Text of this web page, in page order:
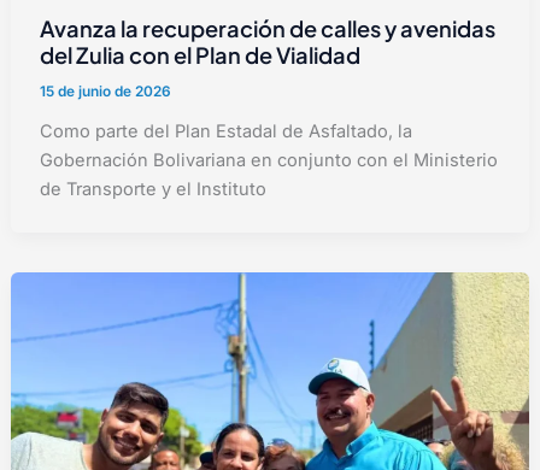
Avanza la recuperación de calles y avenidas
del Zulia con el Plan de Vialidad
15 de junio de 2026
Como parte del Plan Estadal de Asfaltado, la
Gobernación Bolivariana en conjunto con el Ministerio
de Transporte y el Instituto